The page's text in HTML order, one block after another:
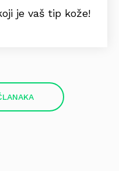
je vaš tip kože!